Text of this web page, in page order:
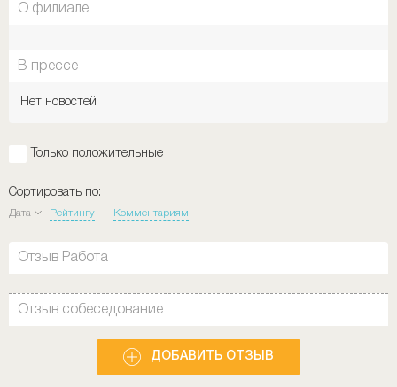
О филиале
В прессе
Нет новостей
Только положительные
Сортировать по:
Дата Рейтингу Комментариям
Отзыв Работа
Отзыв собеседование
ДОБАВИТЬ ОТЗЫВ